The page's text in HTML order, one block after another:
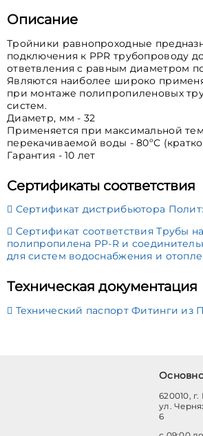
Описание
Тройники равнопроходные
подключения к PPR трубопроводу
ответвления с равным диаметром
Являются наиболее широко
при монтаже полипропиленовых
систем.
Диаметр, мм - 32
Применяется при максимальной
перекачиваемой воды - 80ºС
Гарантия - 10 лет
Сертификаты соответствия
Сертификат дистрибьютора
Сертификат соответствия Трубы
полипропилена PP-R и
для систем водоснабжения и
Техническая документация
Технический паспорт Фитинги из
620010,
ул.
6